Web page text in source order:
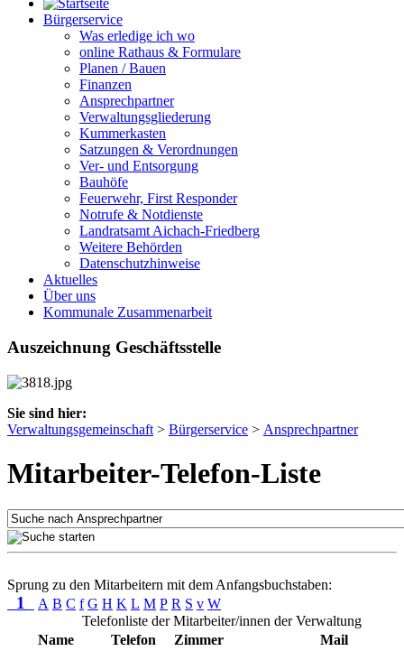
Bürgerservice
Was erledige ich wo
online Rathaus & Formulare
Planen / Bauen
Finanzen
Ansprechpartner
Verwaltungsgliederung
Kummerkasten
Satzungen & Verordnungen
Ver- und Entsorgung
Bauhöfe
Feuerwehr, First Responder
Notrufe & Notdienste
Landratsamt Aichach-Friedberg
Weitere Behörden
Datenschutzhinweise
Aktuelles
Über uns
Kommunale Zusammenarbeit
Auszeichnung Geschäftsstelle
Sie sind hier:
Verwaltungsgemeinschaft > Bürgerservice > Ansprechpartner
Mitarbeiter-Telefon-Liste
Sprung zu den Mitarbeitern mit dem Anfangsbuchstaben:
1 A B C f G H K L M P R S v W
Telefonliste der Mitarbeiter/innen der Verwaltung
Name
Telefon Zimmer Mail